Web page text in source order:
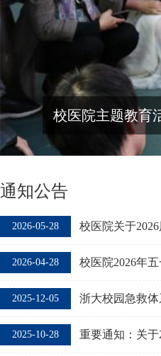
校医院主题教育
通知公告